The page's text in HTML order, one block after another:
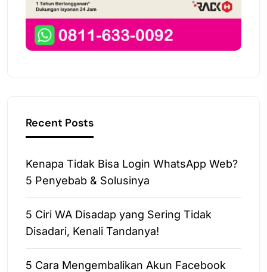
Recent Posts
Kenapa Tidak Bisa Login WhatsApp Web?
5 Penyebab & Solusinya
5 Ciri WA Disadap yang Sering Tidak
Disadari, Kenali Tandanya!
5 Cara Mengembalikan Akun Facebook